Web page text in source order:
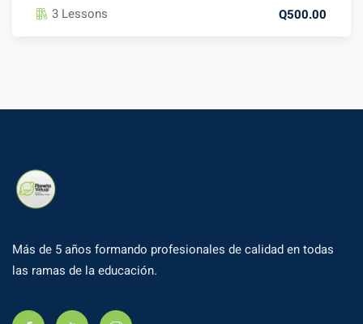
3 Lessons Q500.00
Más de 5 años formando profesionales de calidad en todas
las ramas de la educación.